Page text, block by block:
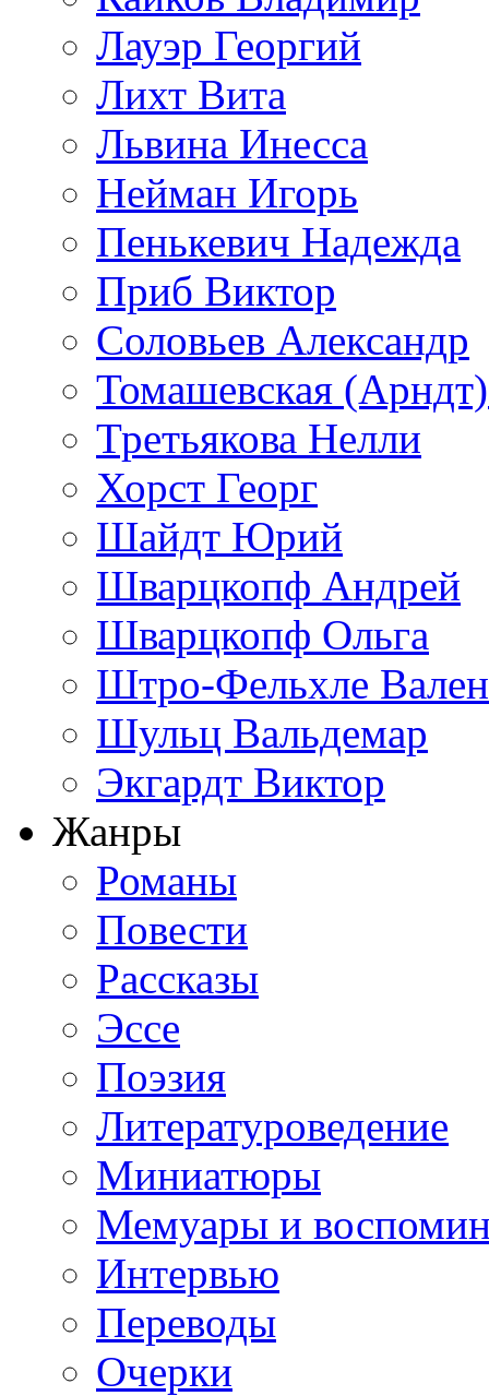
Лауэр Георгий
Лихт Вита
Львина Инесса
Нейман Игорь
Пенькевич Надежда
Приб Виктор
Соловьев Александр
Томашевская
Третьякова Нелли
Хорст Георг
Шайдт Юрий
Шварцкопф Андрей
Шварцкопф Ольга
Штро-Фельхле
Шульц Вальдемар
Экгардт Виктор
Жанры
Романы
Повести
Рассказы
Эссе
Поэзия
Литературоведение
Миниатюры
Мемуары и
Интервью
Переводы
Очерки